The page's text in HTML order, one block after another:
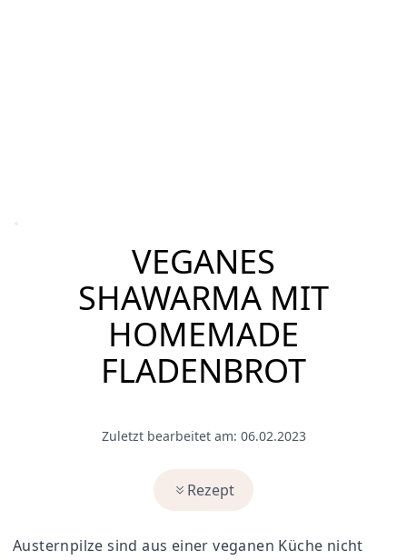
VEGANES
SHAWARMA MIT
HOMEMADE
FLADENBROT
Zuletzt bearbeitet am: 06.02.2023
Rezept
Austernpilze sind aus einer veganen Küche nicht